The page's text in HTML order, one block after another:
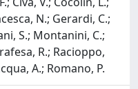
N.; Gerardi, C.;
S.; Montanini, C.;
R.; Racioppo,
A.; Romano, P.